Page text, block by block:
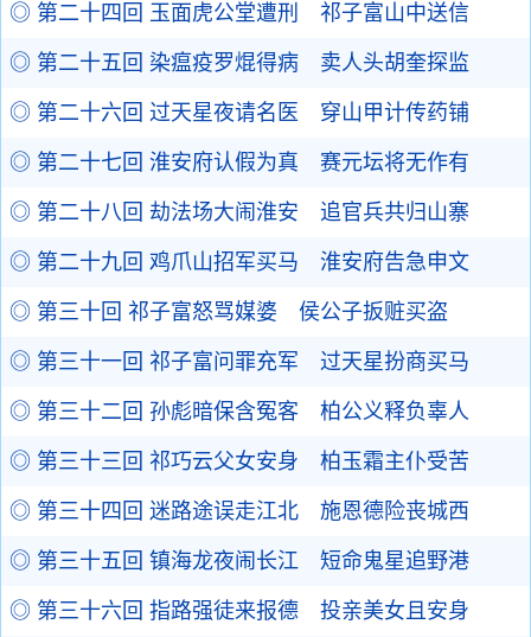
◎ 第二十四回 玉面虎公堂遭刑 祁子富山中送信
◎ 第二十五回 染瘟疫罗焜得病 卖人头胡奎探监
◎ 第二十六回 过天星夜请名医 穿山甲计传药铺
◎ 第二十七回 淮安府认假为真 赛元坛将无作有
◎ 第二十八回 劫法场大闹淮安 追官兵共归山寨
◎ 第二十九回 鸡爪山招军买马 淮安府告急申文
◎ 第三十回 祁子富怒骂媒婆 侯公子扳赃买盗
◎ 第三十一回 祁子富问罪充军 过天星扮商买马
◎ 第三十二回 孙彪暗保含冤客 柏公义释负辜人
◎ 第三十三回 祁巧云父女安身 柏玉霜主仆受苦
◎ 第三十四回 迷路途误走江北 施恩德险丧城西
◎ 第三十五回 镇海龙夜闹长江 短命鬼星追野港
◎ 第三十六回 指路强徒来报德 投亲美女且安身